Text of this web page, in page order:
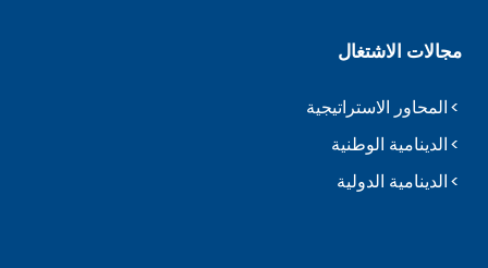
مجالات الاشتغال
المحاور الاستراتيجية
الدينامية الوطنية
الدينامية الدولية